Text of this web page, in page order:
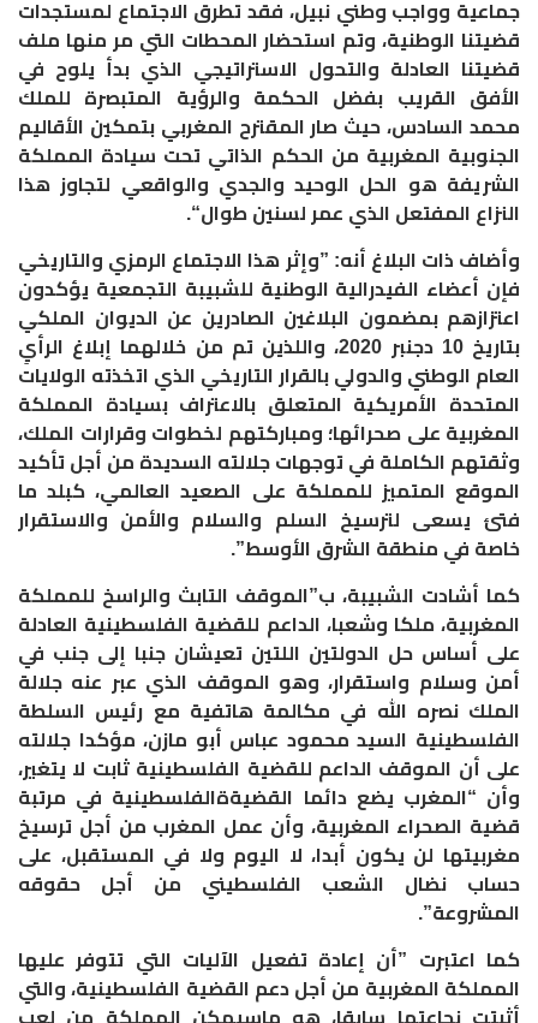
جماعية وواجب وطني نبيل، فقد تطرق الاجتماع لمستجدات
قضيتنا الوطنية، وتم استحضار المحطات التي مر منها ملف
قضيتنا العادلة والتحول الاستراتيجي الذي بدأ يلوح في
الأفق القريب بفضل الحكمة والرؤية المتبصرة للملك
محمد السادس، حيث صار المقترح المغربي بتمكين الأقاليم
الجنوبية المغربية من الحكم الذاتي تحت سيادة المملكة
الشريفة هو الحل الوحيد والجدي والواقعي لتجاوز هذا
النزاع المفتعل الذي عمر لسنين طوال“.
وأضاف ذات البلاغ أنه: ”وإثر هذا الاجتماع الرمزي والتاريخي
فإن أعضاء الفيدرالية الوطنية للشبيبة التجمعية يؤكدون
اعتزازهم بمضمون البلاغين الصادرين عن الديوان الملكي
بتاريخ 10 دجنبر 2020، واللذين تم من خلالهما إبلاغ الرأيِ
العام الوطني والدولي بالقرار التاريخي الذي اتخذته الولايات
المتحدة الأمريكية المتعلق بالاعتراف بسيادة المملكة
المغربية على صحرائها؛ ومباركتهم لخطوات وقرارات الملك،
وثقتهم الكاملة في توجهات جلالته السديدة من أجل تأكيد
الموقع المتميز للمملكة على الصعيد العالمي، كبلد ما
فتئ يسعى لترسيخ السلم والسلام والأمن والاستقرار
خاصة في منطقة الشرق الأوسط”.
كما أشادت الشبيبة، ب”الموقف التابث والراسخ للمملكة
المغربية، ملكا وشعبا، الداعم للقضية الفلسطينية العادلة
على أساس حل الدولتين اللتين تعيشان جنبا إلى جنب في
أمن وسلام واستقرار، وهو الموقف الذي عبر عنه جلالة
الملك نصره الله في مكالمة هاتفية مع رئيس السلطة
الفلسطينية السيد محمود عباس أبو مازن، مؤكدا جلالته
على أن الموقف الداعم للقضية الفلسطينية ثابت لا يتغير،
وأن “المغرب يضع دائما القضيةةالفلسطينية في مرتبة
قضية الصحراء المغربية، وأن عمل المغرب من أجل ترسيخ
مغربيتها لن يكون أبدا، لا اليوم ولا في المستقبل، على
حساب نضال الشعب الفلسطيني من أجل حقوقه
المشروعة”.
كما اعتبرت ”أن إعادة تفعيل الآليات التي تتوفر عليها
المملكة المغربية من أجل دعم القضية الفلسطينية، والتي
أثبتت نجاعتها سابقا، هو ماسيمكن المملكة من لعب